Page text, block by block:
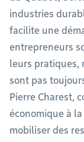
industries
facilite une
entrepreneurs
leurs pratiques,
sont pas
Pierre Charest,
économique à
mobiliser des